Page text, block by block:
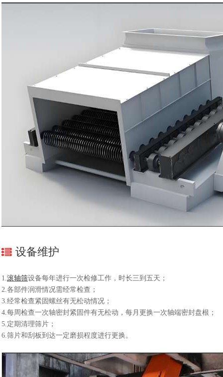
设备维护
1. 滚轴筛设备每年进行一次检修工作，时长三到五天；
2.各部件润滑情况需经常检查；
3.经常检查紧固螺丝有无松动情况；
4.每周检查一次轴密封紧固件有无松动，每月更换一次轴端密封盘根；
5.定期清理筛片；
6.筛片和刮板到达一定磨损程度进行更换。